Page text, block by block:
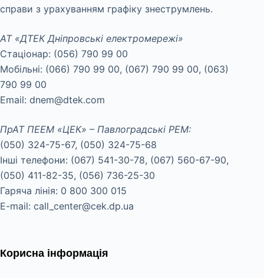
справи з урахуванням графіку знеструмлень.
АТ «ДТЕК Дніпровські електромережі»
Стаціонар: (056) 790 99 00
Мобільні: (066) 790 99 00, (067) 790 99 00, (063)
790 99 00
Email: dnem@dtek.com
ПрАТ ПЕЕМ «ЦЕК» – Павлоградські РЕМ:
(050) 324-75-67, (050) 324-75-68
Інші телефони: (067) 541-30-78, (067) 560-67-90,
(050) 411-82-35, (056) 736-25-30
Гаряча лінія: 0 800 300 015
E-mail: call_center@cek.dp.ua
Корисна інформація